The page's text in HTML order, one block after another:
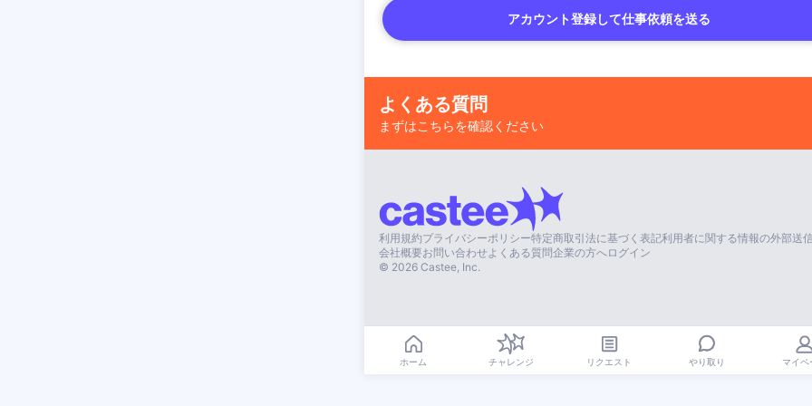
アカウント登録して仕事依頼を送る
よくある質問
まずはこちらを確認ください
利用規約プライバシーポリシー特定商取引法に基づく表記利用者に関する情報の外部送
会社概要お問い合わせ よくある質問企業の方へログイン
© 2026 Castee, Inc.
ホーム チャレンジ リクエスト やり取り マイペ